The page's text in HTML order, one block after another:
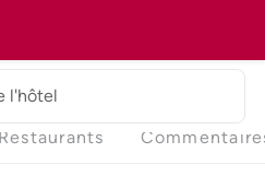
l'hôtel
Restaurants